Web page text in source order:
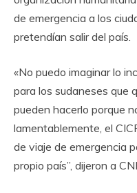
de emergencia a los
pretendían salir del país.
«No puedo imaginar lo
para los sudaneses que
pueden hacerlo porque
lamentablemente, el
de viaje de emergencia
propio país”, dijeron a